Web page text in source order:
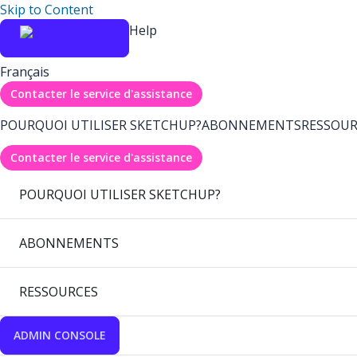
Skip to Content
Help
Français
Contacter le service d'assistance
POURQUOI UTILISER SKETCHUP?ABONNEMENTS
Contacter le service d'assistance
POURQUOI UTILISER SKETCHUP?
ABONNEMENTS
RESSOURCES
ADMIN CONSOLE